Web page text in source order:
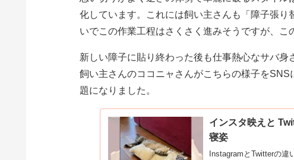
化しています。これには飼い主さんも「障子張
いでこの作業工程はさくさく進みそうですが、こ
新しい障子に貼り終わった後も仕事熱心なサバ
飼い主さんのココニャさんがこちらの様子を
題になりました。
インスタ映えと
寝姿
InstagramとTwitterの